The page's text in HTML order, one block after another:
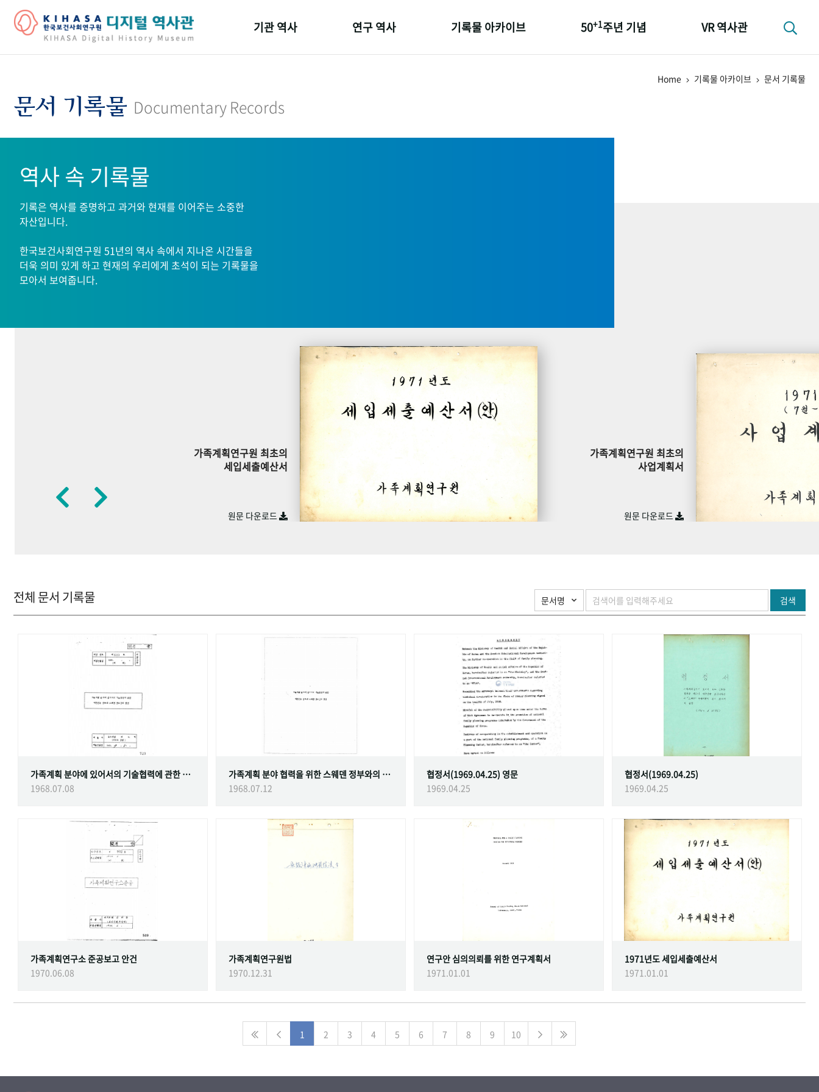
기관 역사
기관 변천사
연구 역사 기록물 아카이브 50+1주년 기념 VR 역사관
Home 기록물 아카이브 문서 기록물
문서 기록물 Documentary Records
역사 속 기록물
기록은 역사를 증명하고 과거와 현재를 이어주는 소중한
자산입니다.
한국보건사회연구원 51년의 역사 속에서 지나온 시간들을
더욱 의미 있게 하고 현재의 우리에게 초석이 되는 기록물을
모아서 보여줍니다.
가족계획연구원 최초의
세입세출예산서
원문 다운로드
가족계획연구원 최초의
사업계획서
원문 다운로드
전체 문서 기록물 검색
가족계획 분야에 있어서의 기술협력에 관한 대한민국정부와 스웨덴 정부간의 협정
1968.07.08
가족계획 분야 협력을 위한 스웨덴 정부와의 협정
1968.07.12
협정서(1969.04.25) 영문
1969.04.25
협정서(1969.04.25)
1969.04.25
가족계획연구소 준공보고 안건
1970.06.08
가족계획연구원법
1970.12.31
연구안 심의의뢰를 위한 연구계획서
1971.01.01
1971년도 세입세출예산서
1971.01.01
1 2 3 4 5 6 7 8 9 10